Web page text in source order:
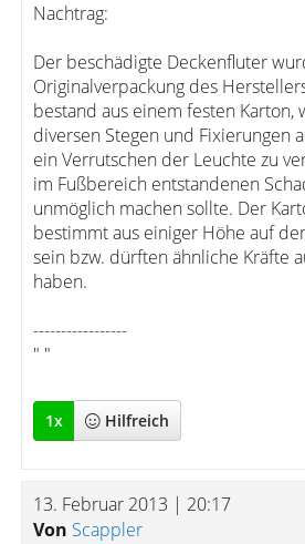
Nachtrag:
Der beschädigte Deckenfluter
Originalverpackung des
bestand aus einem festen Karton,
diversen Stegen und Fixierungen
ein Verrutschen der Leuchte zu
im Fußbereich entstandenen
unmöglich machen sollte. Der
bestimmt aus einiger Höhe auf
sein bzw. dürften ähnliche Kräfte
haben.
-----------------
" "
1x Hilfreich
13. Februar 2013 | 20:17
Von Scappler